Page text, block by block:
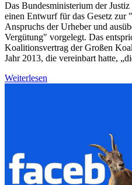
Das Bundesministerium der
einen Entwurf für das Gesetz zur
Anspruchs der Urheber und
Vergütung" vorgelegt. Das
Koalitionsvertrag der Großen
Jahr 2013, die vereinbart hatte,
Weiterlesen